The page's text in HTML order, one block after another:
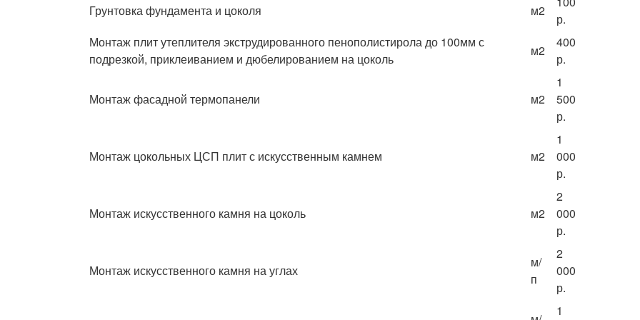
Грунтовка фундамента и цоколя м2
р.
Монтаж плит утеплителя экструдированного пенополистирола до 100мм с
подрезкой, приклеиванием и дюбелированием на цоколь
м2
400
р.
Монтаж фасадной термопанели м2
1
500
р.
Монтаж цокольных ЦСП плит с искусственным камнем м2
1
000
р.
Монтаж искусственного камня на цоколь м2
2
000
р.
Монтаж искусственного камня на углах
м/
п
2
000
р.
1